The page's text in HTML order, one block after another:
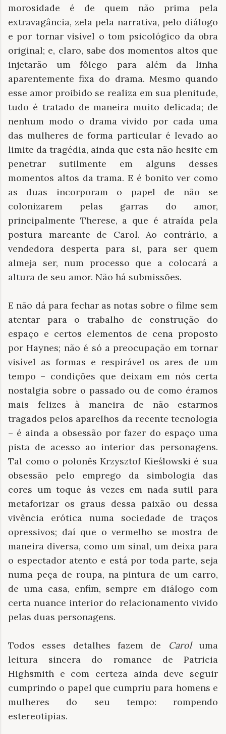
morosidade é de quem não prima pela
extravagância, zela pela narrativa, pelo diálogo
e por tornar visível o tom psicológico da obra
original; e, claro, sabe dos momentos altos que
injetarão um fôlego para além da linha
aparentemente fixa do drama. Mesmo quando
esse amor proibido se realiza em sua plenitude,
tudo é tratado de maneira muito delicada; de
nenhum modo o drama vivido por cada uma
das mulheres de forma particular é levado ao
limite da tragédia, ainda que esta não hesite em
penetrar sutilmente em alguns desses
momentos altos da trama. E é bonito ver como
as duas incorporam o papel de não se
colonizarem pelas garras do amor,
principalmente Therese, a que é atraída pela
postura marcante de Carol. Ao contrário, a
vendedora desperta para si, para ser quem
almeja ser, num processo que a colocará a
altura de seu amor. Não há submissões.
E não dá para fechar as notas sobre o filme sem
atentar para o trabalho de construção do
espaço e certos elementos de cena proposto
por Haynes; não é só a preocupação em tornar
visível as formas e respirável os ares de um
tempo – condições que deixam em nós certa
nostalgia sobre o passado ou de como éramos
mais felizes à maneira de não estarmos
tragados pelos aparelhos da recente tecnologia
– é ainda a obsessão por fazer do espaço uma
pista de acesso ao interior das personagens.
Tal como o polonês Krzysztof Kieślowski é sua
obsessão pelo emprego da simbologia das
cores um toque às vezes em nada sutil para
metaforizar os graus dessa paixão ou dessa
vivência erótica numa sociedade de traços
opressivos; daí que o vermelho se mostra de
maneira diversa, como um sinal, um deixa para
o espectador atento e está por toda parte, seja
numa peça de roupa, na pintura de um carro,
de uma casa, enfim, sempre em diálogo com
certa nuance interior do relacionamento vivido
pelas duas personagens.
Todos esses detalhes fazem de Caroluma
leitura sincera do romance de Patricia
Highsmith e com certeza ainda deve seguir
cumprindo o papel que cumpriu para homens e
mulheres do seu tempo: rompendo
estereotipias.